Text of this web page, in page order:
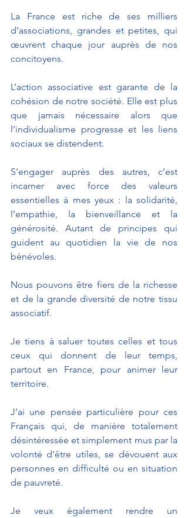
La France est riche de ses milliers
d’associations, grandes et petites, qui
œuvrent chaque jour auprès de nos
concitoyens.
L’action associative est garante de la
cohésion de notre société. Elle est plus
que jamais nécessaire alors que
l’individualisme progresse et les liens
sociaux se distendent.
S’engager auprès des autres, c’est
incarner avec force des valeurs
essentielles à mes yeux : la solidarité,
l’empathie, la bienveillance et la
générosité. Autant de principes qui
guident au quotidien la vie de nos
bénévoles.
Nous pouvons être fiers de la richesse
et de la grande diversité de notre tissu
associatif.
Je tiens à saluer toutes celles et tous
ceux qui donnent de leur temps,
partout en France, pour animer leur
territoire.
J’ai une pensée particulière pour ces
Français qui, de manière totalement
désintéressée et simplement mus par la
volonté d’être utiles, se dévouent aux
personnes en difficulté ou en situation
de pauvreté.
Je veux également rendre un